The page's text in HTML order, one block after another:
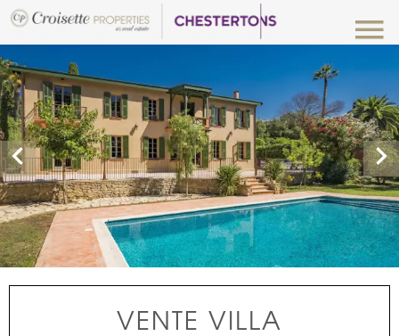
VENTE VILLA